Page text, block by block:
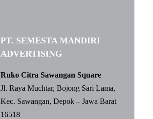
PT. SEMESTA MANDIRI
ADVERTISING
Ruko Citra Sawangan Square
Jl. Raya Muchtar, Bojong Sari Lama,
Kec. Sawangan, Depok – Jawa Barat
16518